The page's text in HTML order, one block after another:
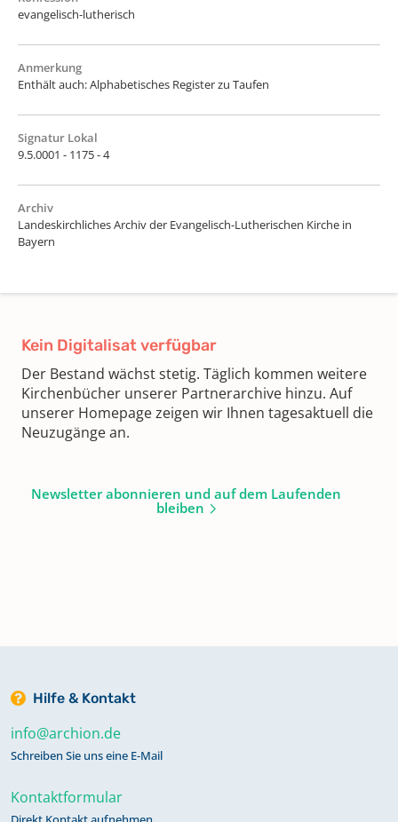
evangelisch-lutherisch
Anmerkung
Enthält auch: Alphabetisches Register zu Taufen
Signatur Lokal
9.5.0001 - 1175 - 4
Archiv
Landeskirchliches Archiv der Evangelisch-Lutherischen Kirche in
Bayern
Kein Digitalisat verfügbar
Der Bestand wächst stetig. Täglich kommen weitere
Kirchenbücher unserer Partnerarchive hinzu. Auf
unserer Homepage zeigen wir Ihnen tagesaktuell die
Neuzugänge an.
Newsletter abonnieren und auf dem Laufenden
bleiben
Hilfe & Kontakt
info@archion.de
Schreiben Sie uns eine E-Mail
Kontaktformular